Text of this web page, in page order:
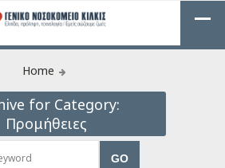
Home
for Category:
Προμήθειες